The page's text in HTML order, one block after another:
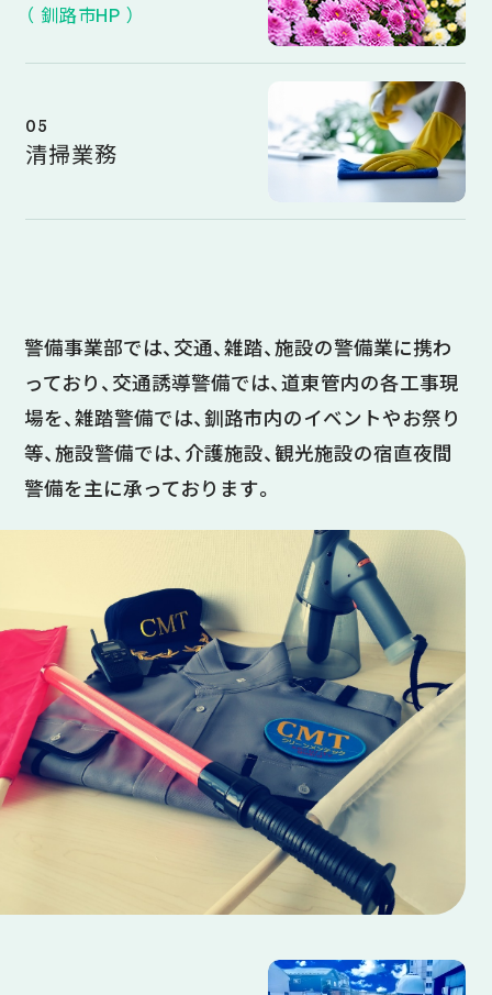
（ 釧路市HP ）
05
清掃業務
警備事業部では、交通、雑踏、施設の警備業に携わ
っており、交通誘導警備では、道東管内の各工事現
場を、雑踏警備では、釧路市内のイベントやお祭り
等、施設警備では、介護施設、観光施設の宿直夜間
警備を主に承っております。